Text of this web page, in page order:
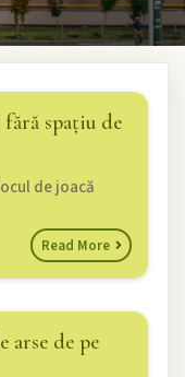
spațiu de
de joacă
Read More
arse de pe